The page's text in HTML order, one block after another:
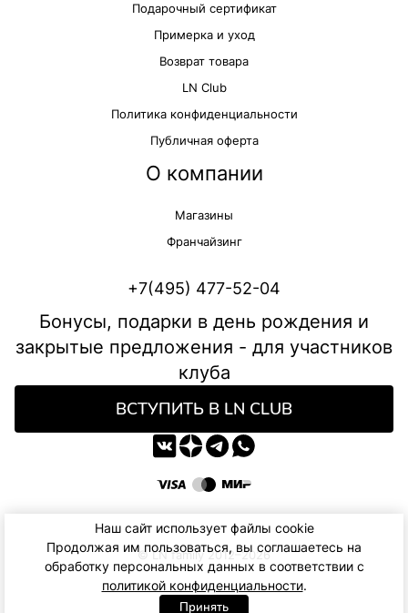
Подарочный сертификат
Примерка и уход
Возврат товара
LN Club
Политика конфиденциальности
Публичная оферта
О компании
Магазины
Франчайзинг
+7(495) 477-52-04
Бонусы, подарки в день рождения и
закрытые предложения - для участников
клуба
ВСТУПИТЬ В LN CLUB
© LN family 2012–2026
Наш сайт использует файлы cookie
Продолжая им пользоваться, вы соглашаетесь на
обработку персональных данных в соответствии с
политикой конфиденциальности.
Принять